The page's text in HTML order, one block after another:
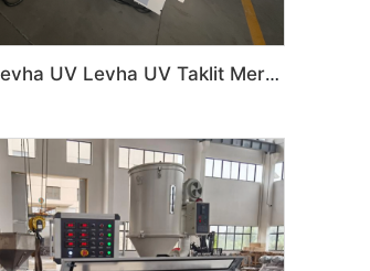
PVC Mermer Levha UV Levha UV Taklit Mermer Levha İç Dekorasyon Makinesi